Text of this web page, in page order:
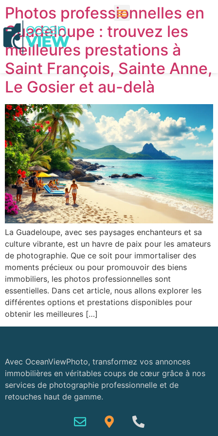
Photos professionnelles en
Guadeloupe : trouvez les
meilleures prestations à
Saint François, Sainte Anne,
Le Gosier et au-delà
La Guadeloupe, avec ses paysages enchanteurs et sa
culture vibrante, est un havre de paix pour les amateurs
de photographie. Que ce soit pour immortaliser des
moments précieux ou pour promouvoir des biens
immobiliers, les photos professionnelles sont
essentielles. Dans cet article, nous allons explorer les
différentes options et prestations disponibles pour
obtenir les meilleures […]
Avec OceanViewPhoto, transformez vos annonces
immobilières en véritables coups de cœur grâce à nos
services de photographie professionnelle et de
retouches haut de gamme.